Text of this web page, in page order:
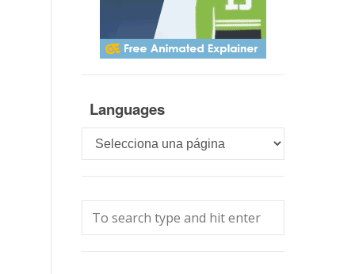
Languages
Languages